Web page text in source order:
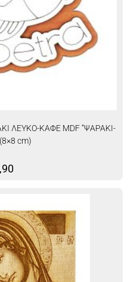
ΛΕΥΚΟ-ΚΑΦΕ MDF “ΨΑΡΑΚΙ-
cm)